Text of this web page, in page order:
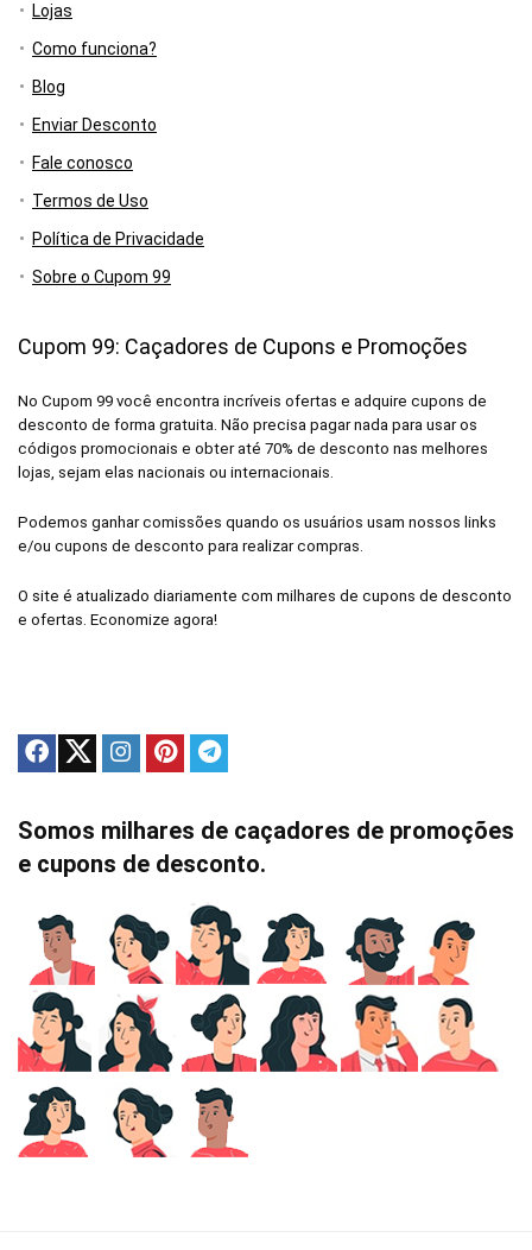
Lojas
Como funciona?
Blog
Enviar Desconto
Fale conosco
Termos de Uso
Política de Privacidade
Sobre o Cupom 99
Cupom 99: Caçadores de Cupons e Promoções
No Cupom 99 você encontra incríveis ofertas e adquire cupons de
desconto de forma gratuita. Não precisa pagar nada para usar os
códigos promocionais e obter até 70% de desconto nas melhores
lojas, sejam elas nacionais ou internacionais.
Podemos ganhar comissões quando os usuários usam nossos links
e/ou cupons de desconto para realizar compras.
O site é atualizado diariamente com milhares de cupons de desconto
e ofertas. Economize agora!
Somos milhares de caçadores de promoções
e cupons de desconto.